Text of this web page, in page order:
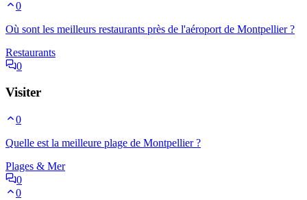
0
Où sont les meilleurs restaurants près de l'aéroport de Montpellier ?
Restaurants
0
Visiter
0
Quelle est la meilleure plage de Montpellier ?
Plages & Mer
0
0